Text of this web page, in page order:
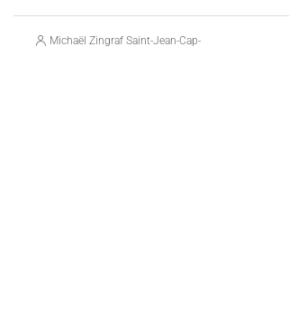
Michaël Zingraf Saint-Jean-Cap-Ferrat